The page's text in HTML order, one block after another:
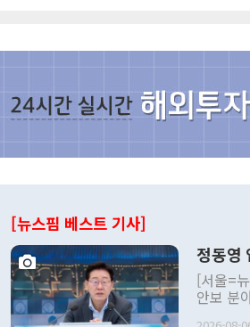
[뉴스핌 베스트 기사]
정동영
[서울=
안보 분